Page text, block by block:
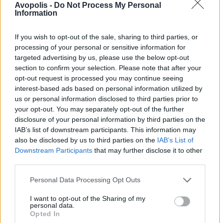
Avopolis - Do Not Process My Personal
Information
If you wish to opt-out of the sale, sharing to third parties, or
processing of your personal or sensitive information for
targeted advertising by us, please use the below opt-out
section to confirm your selection. Please note that after your
opt-out request is processed you may continue seeing
interest-based ads based on personal information utilized by
us or personal information disclosed to third parties prior to
your opt-out. You may separately opt-out of the further
disclosure of your personal information by third parties on the
IAB’s list of downstream participants. This information may
also be disclosed by us to third parties on the IAB’s List of
Downstream Participants that may further disclose it to other
Personal Data Processing Opt Outs
I want to opt-out of the Sharing of my
personal data.
Opted In